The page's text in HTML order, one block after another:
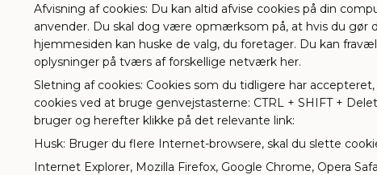
Afvisning af cookies: Du kan altid afvise cookies på din
anvender. Du skal dog være opmærksom på, at hvis du gør
hjemmesiden kan huske de valg, du foretager. Du kan
oplysninger på tværs af forskellige netværk her.
Sletning af cookies: Cookies som du tidligere har
cookies ved at bruge genvejstasterne: CTRL + SHIFT +
bruger og herefter klikke på det relevante link:
Husk: Bruger du flere Internet-browsere, skal du slette
Internet Explorer, Mozilla Firefox, Google Chrome, Opera